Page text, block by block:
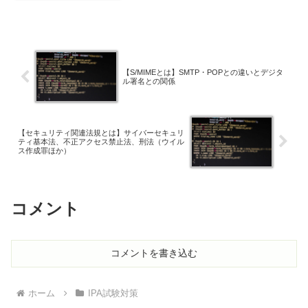
【S/MIMEとは】SMTP・POPとの違いとデジタ
ル署名との関係
【セキュリティ関連法規とは】サイバーセキュリ
ティ基本法、不正アクセス禁止法、刑法（ウイル
ス作成罪ほか）
コメント
コメントを書き込む
ホーム IPA試験対策